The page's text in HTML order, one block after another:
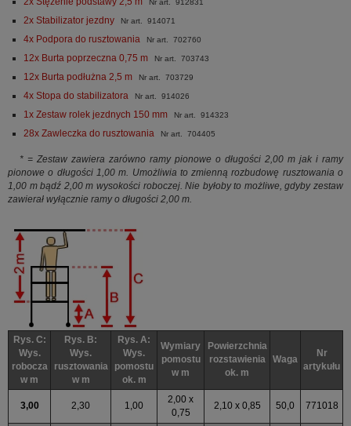
Nr art. 912831
2x Stabilizator jezdny Nr art. 914071
4x Podpora do rusztowania Nr art. 702760
12x Burta poprzeczna 0,75 m Nr art. 703743
12x Burta podłużna 2,5 m Nr art. 703729
4x Stopa do stabilizatora Nr art. 914026
1x Zestaw rolek jezdnych 150 mm Nr art. 914323
28x Zawleczka do rusztowania Nr art. 704405
* = Zestaw zawiera zarówno ramy pionowe o długości 2,00 m jak i ramy
pionowe o długości 1,00 m. Umożliwia to zmienną rozbudowę rusztowania o
1,00 m bądź 2,00 m wysokości roboczej. Nie byłoby to możliwe, gdyby zestaw
zawierał wyłącznie ramy o długości 2,00 m.
Rys. C:
Wys.
robocza
w m
Rys. B:
Wys.
rusztowania
w m
Rys. A:
Wys.
pomostu
ok. m
Wymiary
pomostu
w m
Powierzchnia
rozstawienia
ok. m
Waga
Nr
artykułu
3,00 2,30 1,00
2,00 x
0,75
2,10 x 0,85 50,0 771018